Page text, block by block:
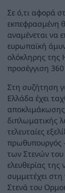
Σε ό,τι αφορά
εκπεφρασμένη
αναμένεται να
ευρωπαϊκή
ολόκληρης της
προσέγγιση
Στη συζήτηση
Ελλάδα έχει
διπλωματικής
τελευταίες
πρωθυπουργός
των Στενών
ελευθερίας
συμμετέχει
Στενά του